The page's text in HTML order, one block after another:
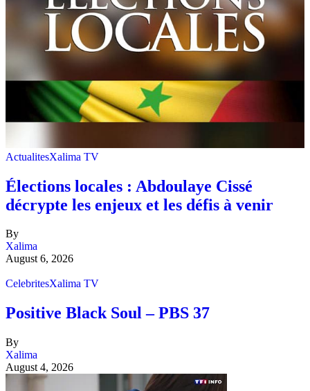
ActualitesXalima TV
Élections locales : Abdoulaye Cissé
décrypte les enjeux et les défis à venir
By
Xalima
August 6, 2026
CelebritesXalima TV
Positive Black Soul – PBS 37
By
Xalima
August 4, 2026